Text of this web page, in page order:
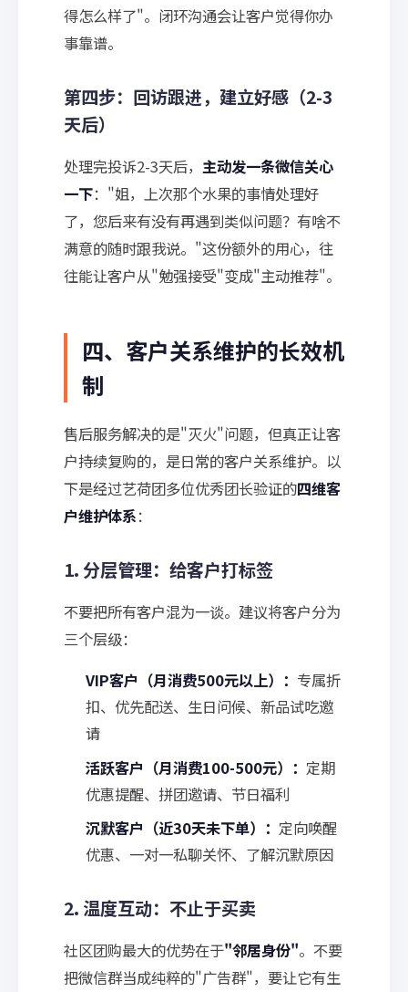
得怎么样了"。闭环沟通会让客户觉得你办
事靠谱。
第四步：回访跟进，建立好感（2-3
天后）
处理完投诉2-3天后， 主动发一条微信关心
一下："姐，上次那个水果的事情处理好
了，您后来有没有再遇到类似问题？有啥不
满意的随时跟我说。"这份额外的用心，往
往能让客户从"勉强接受"变成"主动推荐"。
四、客户关系维护的长效机
制
售后服务解决的是"灭火"问题，但真正让客
户持续复购的，是日常的客户关系维护。以
下是经过艺荷团多位优秀团长验证的四维客
户维护体系：
1. 分层管理：给客户打标签
不要把所有客户混为一谈。建议将客户分为
三个层级：
VIP客户（月消费500元以上）： 专属折
扣、优先配送、生日问候、新品试吃邀
请
活跃客户（月消费100-500元）： 定期
优惠提醒、拼团邀请、节日福利
沉默客户（近30天未下单）： 定向唤醒
优惠、一对一私聊关怀、了解沉默原因
2. 温度互动：不止于买卖
社区团购最大的优势在于"邻居身份"。不要
把微信群当成纯粹的"广告群"，要让它有生